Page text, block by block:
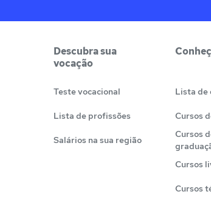
Descubra sua
vocação
Teste vocacional
Lista de profissões
Salários na sua região
Lista de
Cursos
Cursos
Cursos
Cursos